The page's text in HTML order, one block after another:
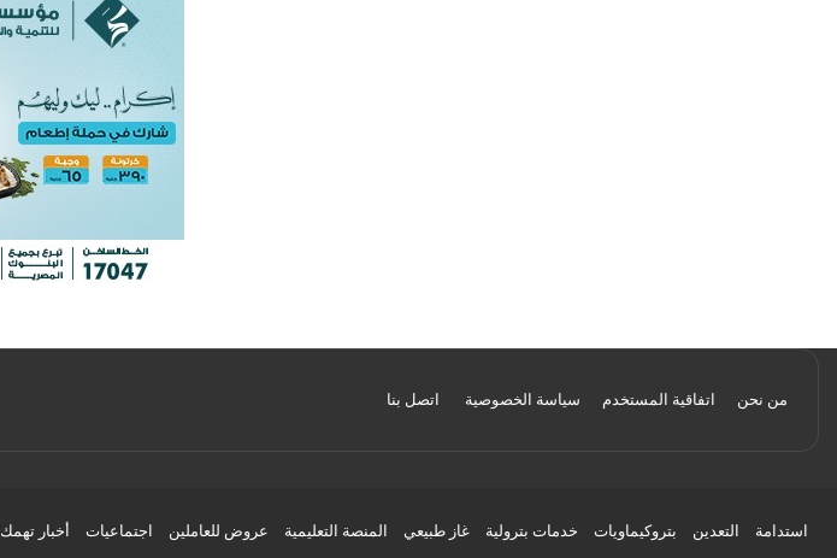
من نحن اتفاقية المستخدم سياسة الخصوصية اتصل بنا
استدامة التعدين بتروكيماويات خدمات بترولية غاز طبيعي المنصة التعليمية عروض للعاملين اجتماعيات أخبار تهمك